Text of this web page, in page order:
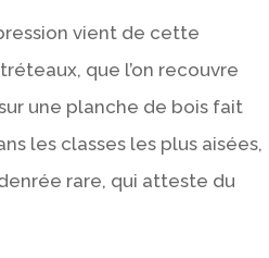
vient de cette
que l’on recouvre
une planche de bois fait
les classes les plus aisées,
rare, qui atteste du